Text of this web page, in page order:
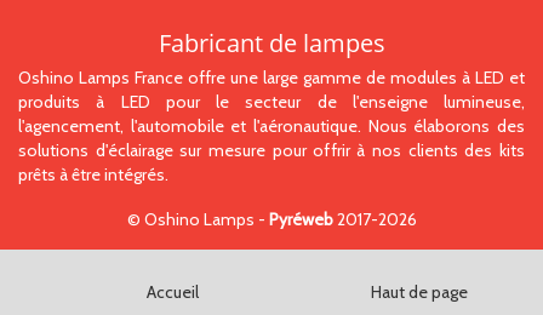
Fabricant de lampes
Oshino Lamps France offre une large gamme de modules à LED et
produits à LED pour le secteur de l'enseigne lumineuse,
l'agencement, l'automobile et l'aéronautique. Nous élaborons des
solutions d'éclairage sur mesure pour offrir à nos clients des kits
prêts à être intégrés.
© Oshino Lamps - Pyréweb2017-2026
Accueil Haut de page